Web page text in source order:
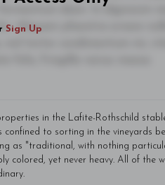
Sign Up
diam. In dignissim
Aliquam pharetra ornare
in the Lafite-Rothschild
to sorting in the vineyards
as "traditional, with nothing
colored, yet never heavy. All of the